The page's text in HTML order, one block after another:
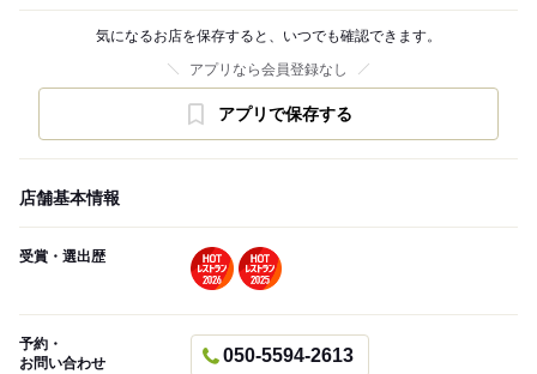
気になるお店を保存すると、いつでも確認できます。
アプリなら会員登録なし
アプリで保存する
店舗基本情報
受賞・選出歴
予約・
お問い合わせ
050-5594-2613